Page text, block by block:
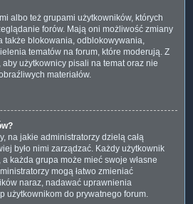
albo też grupami użytkowników, których
forów. Mają oni możliwość zmiany
także blokowania, odblokowywania,
tematów na forum, które moderują. Z
aby użytkownicy pisali na temat oraz nie
materiałów.
na jakie administratorzy dzielą całą
było nimi zarządzać. Każdy użytkownik
każda grupa może mieć swoje własne
mogą łatwo zmieniać
naraz, nadawać uprawnienia
użytkownikom do prywatnego forum.